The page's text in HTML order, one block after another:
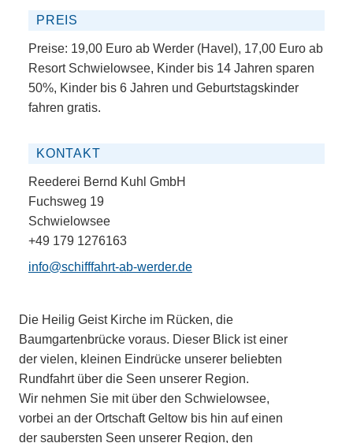
PREIS
Preise: 19,00 Euro ab Werder (Havel), 17,00 Euro ab
Resort Schwielowsee, Kinder bis 14 Jahren sparen
50%, Kinder bis 6 Jahren und Geburtstagskinder
fahren gratis.
KONTAKT
Reederei Bernd Kuhl GmbH
Fuchsweg 19
Schwielowsee
+49 179 1276163
info@schifffahrt-ab-werder.de
Die Heilig Geist Kirche im Rücken, die
Baumgartenbrücke voraus. Dieser Blick ist einer
der vielen, kleinen Eindrücke unserer beliebten
Rundfahrt über die Seen unserer Region.
Wir nehmen Sie mit über den Schwielowsee,
vorbei an der Ortschaft Geltow bis hin auf einen
der saubersten Seen unserer Region, den